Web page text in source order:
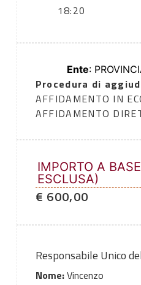
18:20
Ente:
Procedura di
AFFIDAMENTO IN
AFFIDAMENTO
IMPORTO A
ESCLUSA)
€ 600,00
Responsabile Unico
Nome:Vincenzo